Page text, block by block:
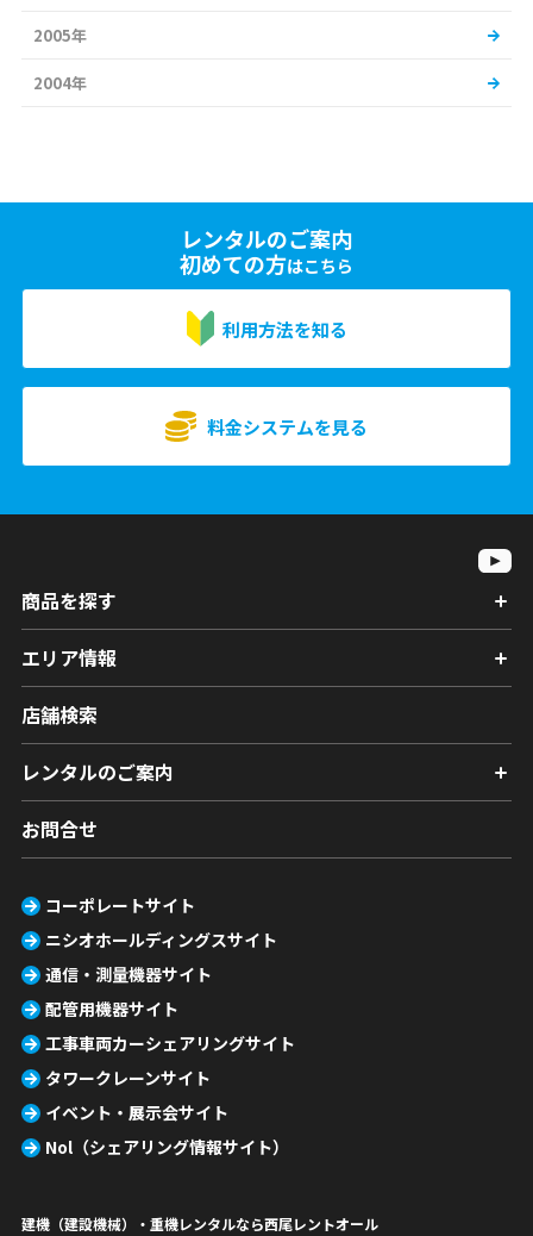
2005年
2004年
レンタルのご案内
初めての方はこちら
利用方法を知る
料金システムを見る
商品を探す
エリア情報
店舗検索
レンタルのご案内
お問合せ
コーポレートサイト
ニシオホールディングスサイト
通信・測量機器サイト
配管用機器サイト
工事車両カーシェアリングサイト
タワークレーンサイト
イベント・展示会サイト
Nol（シェアリング情報サイト）
建機（建設機械）・重機レンタルなら西尾レントオール